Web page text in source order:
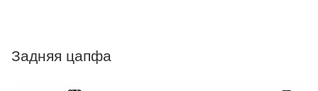
Задняя цапфа